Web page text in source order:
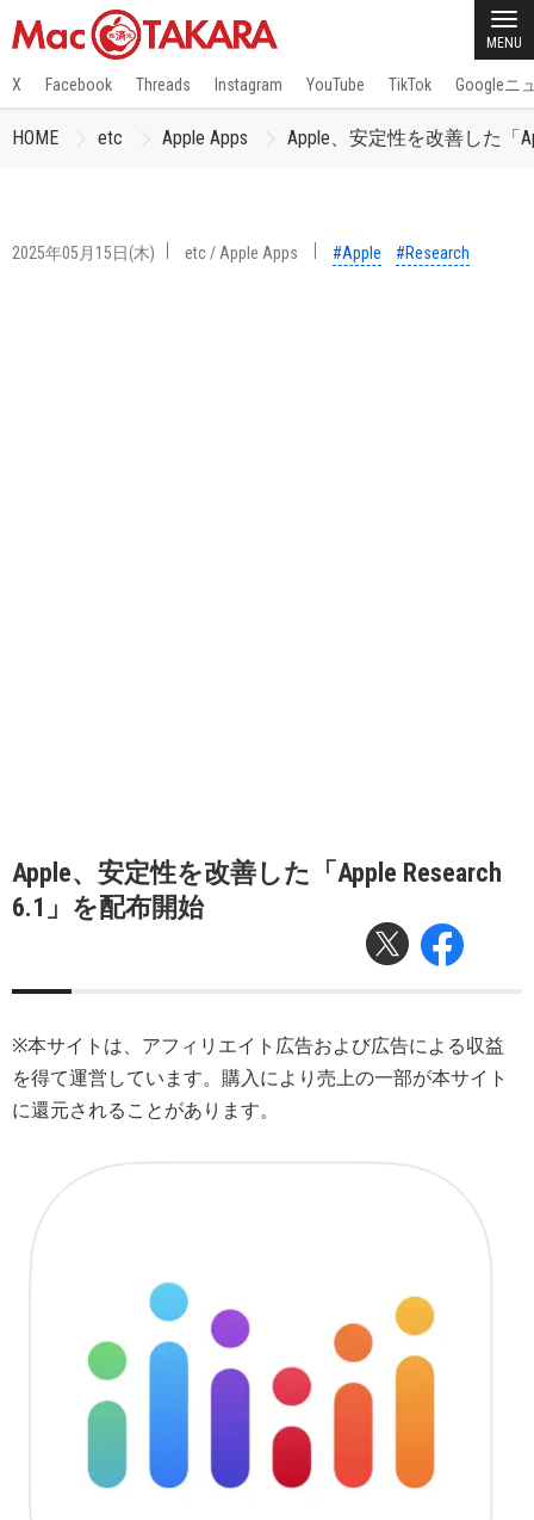
MENU
X Facebook Threads Instagram YouTube TikTok Googleニ
HOME etc Apple Apps Apple、安定性を改善した「
2025年05月15日(木) etc/ Apple Apps #Apple #Research
Apple、安定性を改善した「Apple Research
6.1」を配布開始
※本サイトは、アフィリエイト広告および広告による収益
を得て運営しています。購入により売上の一部が本サイト
に還元されることがあります。